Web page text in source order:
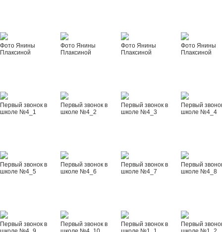
Фото Янины
Плаксиной
Фото Янины
Плаксиной
Фото Янины
Плаксиной
Фото Янины
Плаксиной
Первый звонок в
школе №4_1
Первый звонок в
школе №4_2
Первый звонок в
школе №4_3
Первый
школе №4_4
Первый звонок в
школе №4_5
Первый звонок в
школе №4_6
Первый звонок в
школе №4_7
Первый
школе №4_8
Первый звонок в
Первый звонок в
Первый звонок в
Первый